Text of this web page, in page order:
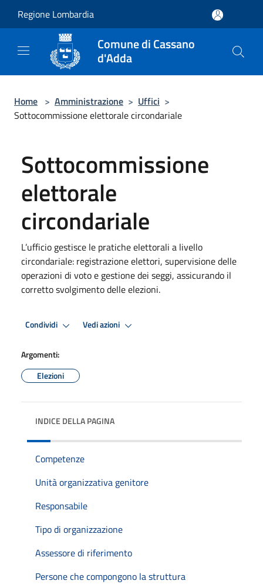
Regione Lombardia
Comune di Cassano
d'Adda
Home > Amministrazione > Uffici >
Sottocommissione elettorale circondariale
Sottocommissione
elettorale
circondariale
L’ufficio gestisce le pratiche elettorali a livello
circondariale: registrazione elettori, supervisione delle
operazioni di voto e gestione dei seggi, assicurando il
corretto svolgimento delle elezioni.
Condividi Vedi azioni
Argomenti:
Elezioni
INDICE DELLA PAGINA
Competenze
Unità organizzativa genitore
Responsabile
Tipo di organizzazione
Assessore di riferimento
Persone che compongono la struttura